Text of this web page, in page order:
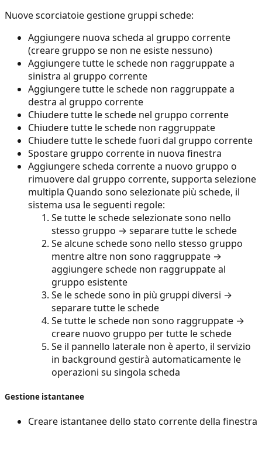
Nuove scorciatoie gestione gruppi schede:
Aggiungere nuova scheda al gruppo corrente
(creare gruppo se non ne esiste nessuno)
Aggiungere tutte le schede non raggruppate a
sinistra al gruppo corrente
Aggiungere tutte le schede non raggruppate a
destra al gruppo corrente
Chiudere tutte le schede nel gruppo corrente
Chiudere tutte le schede non raggruppate
Chiudere tutte le schede fuori dal gruppo corrente
Spostare gruppo corrente in nuova finestra
Aggiungere scheda corrente a nuovo gruppo o
rimuovere dal gruppo corrente, supporta selezione
multipla Quando sono selezionate più schede, il
sistema usa le seguenti regole:
Se tutte le schede selezionate sono nello
stesso gruppo → separare tutte le schede
Se alcune schede sono nello stesso gruppo
mentre altre non sono raggruppate →
aggiungere schede non raggruppate al
gruppo esistente
Se le schede sono in più gruppi diversi →
separare tutte le schede
Se tutte le schede non sono raggruppate →
creare nuovo gruppo per tutte le schede
Se il pannello laterale non è aperto, il servizio
in background gestirà automaticamente le
operazioni su singola scheda
Gestione istantanee
Creare istantanee dello stato corrente della finestra